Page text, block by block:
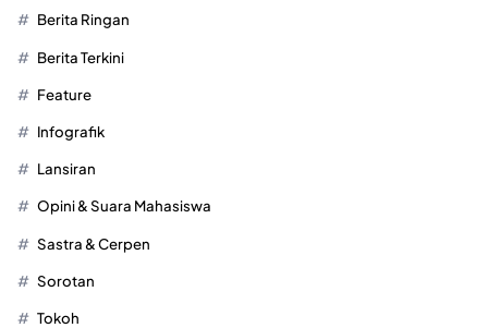
Berita Ringan
Berita Terkini
Feature
Infografik
Lansiran
Opini & Suara Mahasiswa
Sastra & Cerpen
Sorotan
Tokoh